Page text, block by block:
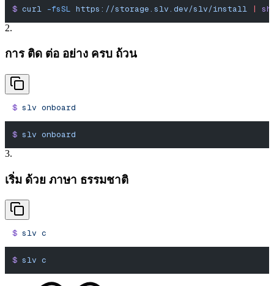
$ curl -fsSL https://storage.slv.dev/slv/install |
sh
2.
การ ติด ต่อ อย่าง ครบ ถ้วน
$ slv onboard
$ slv onboard
3.
เริ่ม ด้วย ภาษา ธรรมชาติ
$ slv c
$ slv c